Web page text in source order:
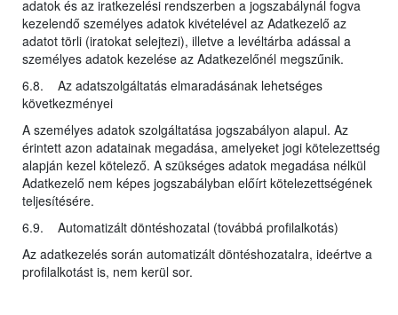
adatok és az iratkezelési rendszerben a jogszabálynál fogva
kezelendő személyes adatok kivételével az Adatkezelő az
adatot törli (iratokat selejtezi), illetve a levéltárba adással a
személyes adatok kezelése az Adatkezelőnél megszűnik.
6.8. Az adatszolgáltatás elmaradásának lehetséges
következményei
A személyes adatok szolgáltatása jogszabályon alapul. Az
érintett azon adatainak megadása, amelyeket jogi kötelezettség
alapján kezel kötelező. A szükséges adatok megadása nélkül
Adatkezelő nem képes jogszabályban előírt kötelezettségének
teljesítésére.
6.9. Automatizált döntéshozatal (továbbá profilalkotás)
Az adatkezelés során automatizált döntéshozatalra, ideértve a
profilalkotást is, nem kerül sor.